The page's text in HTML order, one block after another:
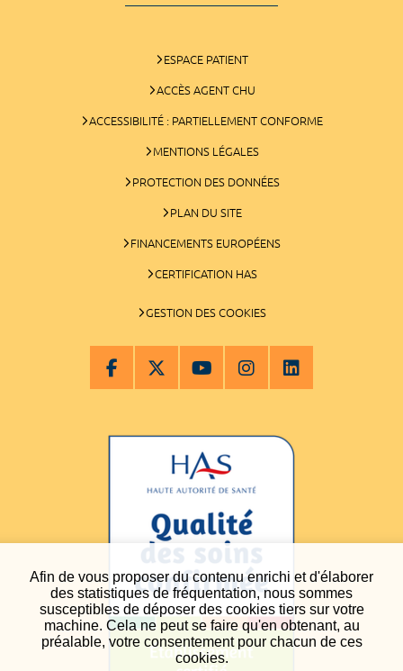
Afin de vous proposer du contenu enrichi et d'élaborer
des statistiques de fréquentation, nous sommes
susceptibles de déposer des cookies tiers sur votre
machine. Cela ne peut se faire qu'en obtenant, au
préalable, votre consentement pour chacun de ces
cookies.
ESPACE PATIENT
ACCÈS AGENT CHU
ACCESSIBILITÉ : PARTIELLEMENT CONFORME
MENTIONS LÉGALES
PROTECTION DES DONNÉES
PLAN DU SITE
FINANCEMENTS EUROPÉENS
CERTIFICATION HAS
GESTION DES COOKIES